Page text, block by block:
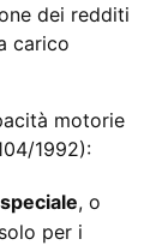
dei redditi
carico
motorie
1992):
, o
per i